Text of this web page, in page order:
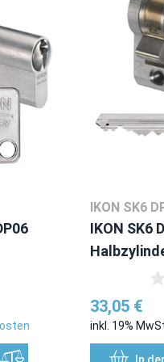
IKON SK6
IKON SK6
33,05 €
inkl. 19%